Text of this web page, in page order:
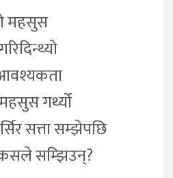
महसुस
गर्थ्यो
सत्ता सम्झेपछि
सम्झिउन्?